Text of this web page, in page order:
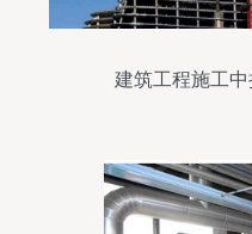
建筑工程施工